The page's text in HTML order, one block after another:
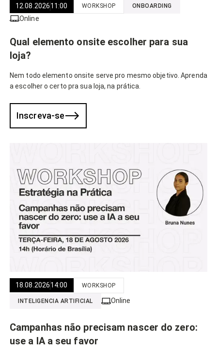
12.08.202611:00 WORKSHOP ONBOARDING
Online
Qual elemento onsite escolher para sua
loja?
Nem todo elemento onsite serve pro mesmo objetivo. Aprenda
a escolher o certo pra sua loja, na prática.
Inscreva-se
18.08.202614:00 WORKSHOP
INTELIGENCIA ARTIFICIAL Online
Campanhas não precisam nascer do zero:
use a IA a seu favor